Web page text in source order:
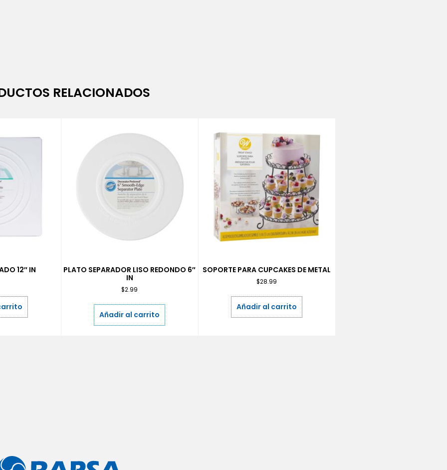
RELACIONADOS
12″ IN
PLATO SEPARADOR LISO REDONDO 6″
IN
$2.99
Añadir al carrito
SOPORTE PARA CUPCAKES DE METAL
$28.99
Añadir al carrito